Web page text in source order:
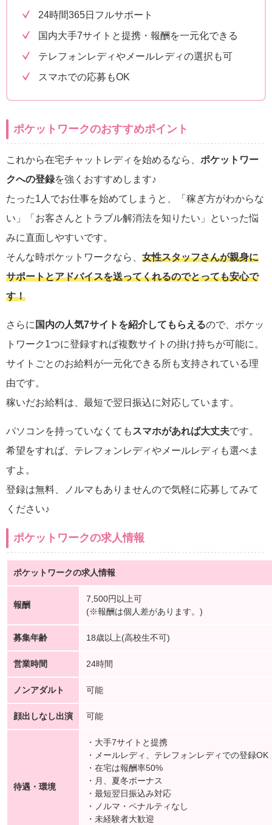
24時間365日フルサポート
国内大手7サイトと提携・報酬を一元化できる
テレフォンレディやメールレディの選択も可
スマホでの応募もOK
ポケットワークのおすすめポイント
これから在宅チャットレディを始めるなら、 ポケットワー
クへの登録を強くおすすめします♪
たった1人でお仕事を始めてしまうと、「稼ぎ方がわからな
い」「お客さんとトラブル解消法を知りたい」といった悩
みに直面しやすいです。
そんな時ポケットワークなら、 女性スタッフさんが親身に
サポートとアドバイスを送ってくれるのでとっても安心で
す！
さらに 国内の人気7サイトを紹介してもらえるので、ポケッ
トワーク1つに登録すれば複数サイトの掛け持ちが可能に。
サイトごとのお給料が一元化できる所も支持されている理
由です。
稼いだお給料は、最短で翌日振込に対応しています。
パソコンを持っていなくても スマホがあれば大丈夫です。
希望をすれば、テレフォンレディやメールレディも選べま
すよ。
登録は無料、ノルマもありませんので気軽に応募してみて
ください♪
ポケットワークの求人情報
ポケットワークの求人情報
報酬
7,500円以上可
(※報酬は個人差があります。)
募集年齢 18歳以上(高校生不可)
営業時間 24時間
ノンアダルト 可能
顔出しなし出演 可能
待遇・環境
・大手7サイトと提携
・メールレディ、テレフォンレディでの登録OK
・在宅は報酬率50%
・月、夏冬ボーナス
・最短翌日振込み対応
・ノルマ・ペナルティなし
・未経験者大歓迎